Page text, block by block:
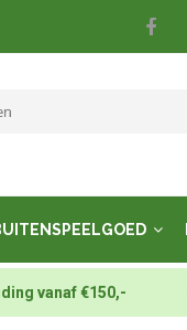
vanaf €150,-